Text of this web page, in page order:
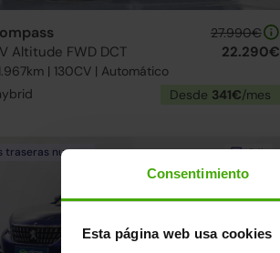
Consentimiento
Esta página web usa cookies
Altitude FWD DCT
| 130CV | Automático
27.990€
22.290€
Desde 341€/mes
24h
traseras nuevas